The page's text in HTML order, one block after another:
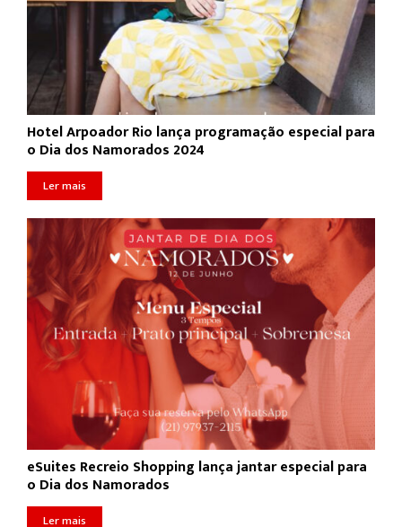
Hotel Arpoador Rio lança programação especial para
o Dia dos Namorados 2024
Ler mais
eSuites Recreio Shopping lança jantar especial para
o Dia dos Namorados
Ler mais